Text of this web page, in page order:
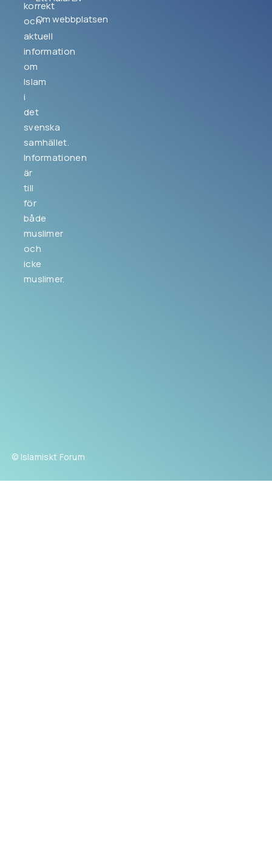
korrekt
och
aktuell
information
om
Islam
i
det
svenska
samhället.
Informationen
är
till
för
både
muslimer
och
icke
muslimer.
Om webbplatsen
© Islamiskt Forum